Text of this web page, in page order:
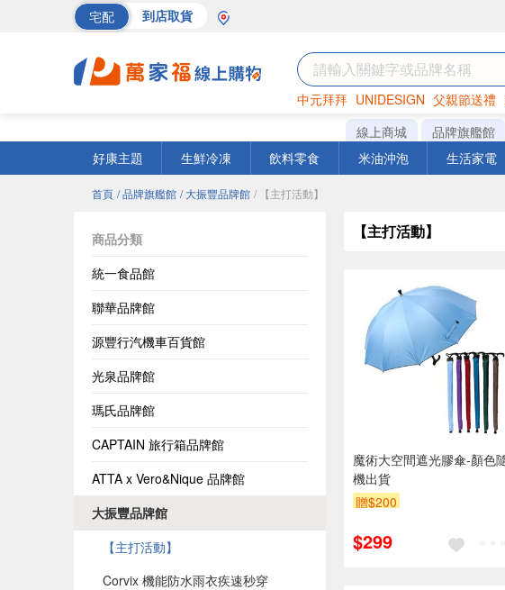
宅配 到店取貨
中元拜拜 UNIDESIGN 父親節送禮
罐頭 海苔 洋芋片
線上商城 品牌旗艦館
好康主題
生鮮冷凍 飲料零食 米油沖泡 生活家電
首頁 / 品牌旗艦館 / 大振豐品牌館 / 【主打活動】
商品分類
統一食品館
聯華品牌館
源豐行汽機車百貨館
光泉品牌館
瑪氏品牌館
CAPTAIN 旅行箱品牌館
ATTA x Vero&Nique 品牌館
大振豐品牌館
【主打活動】
Corvix 機能防水雨衣疾速秒穿
【主打活動】
魔術大空間遮光膠傘-顏色
機出貨
贈$200
$299